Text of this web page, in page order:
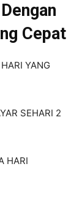
Cepat
YANG
SEHARI 2
HARI